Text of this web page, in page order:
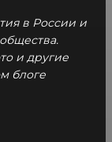
в России и
и другие
блоге